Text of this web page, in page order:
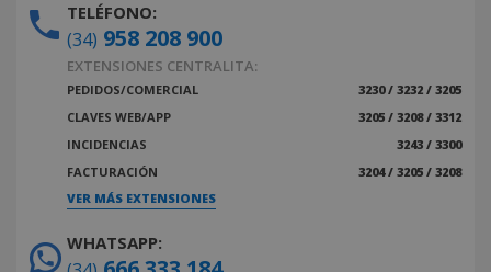
TELÉFONO:
(34) 958 208 900
EXTENSIONES CENTRALITA:
PEDIDOS/COMERCIAL
3230 / 3232 / 3205
CLAVES WEB/APP
3205 / 3208 / 3312
INCIDENCIAS
3243 / 3300
FACTURACIÓN
3204 / 3205 / 3208
VER MÁS EXTENSIONES
WHATSAPP: